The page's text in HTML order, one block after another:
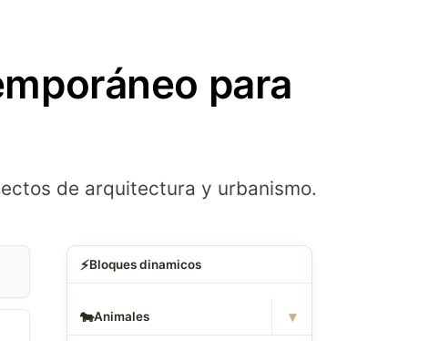
para
de arquitectura y urbanismo.
⚡Bloques dinamicos
🐄Animales ▾